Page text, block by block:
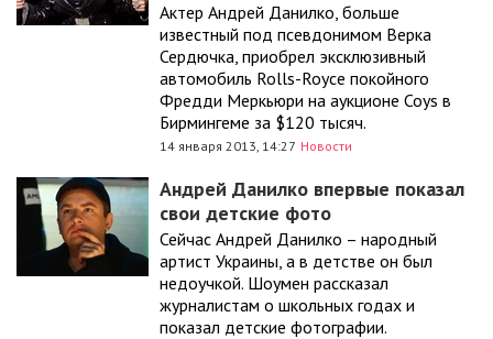
Актер Андрей Данилко, больше
известный под псевдонимом Верка
Сердючка, приобрел эксклюзивный
автомобиль Rolls-Royce покойного
Фредди Меркьюри на аукционе Coys в
Бирмингеме за $120 тысяч.
14 января 2013, 14:27 Новости
Андрей Данилко впервые показал
свои детские фото
Сейчас Андрей Данилко – народный
артист Украины, а в детстве он был
недоучкой. Шоумен рассказал
журналистам о школьных годах и
показал детские фотографии.